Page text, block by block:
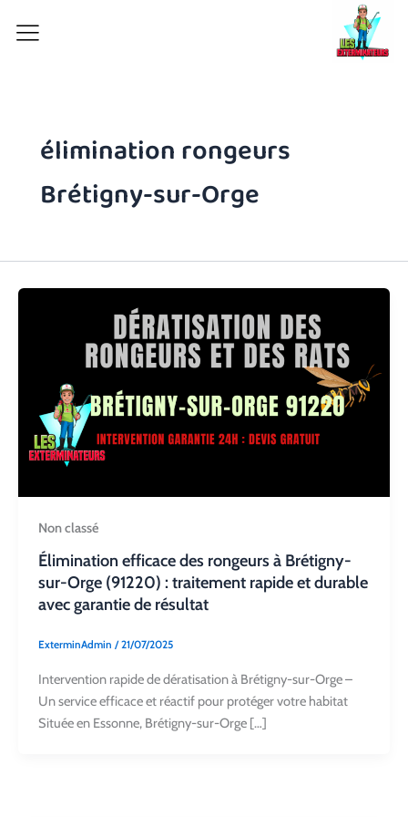
élimination rongeurs
Brétigny-sur-Orge
Non classé
Élimination efficace des rongeurs à Brétigny-
sur-Orge (91220) : traitement rapide et durable
avec garantie de résultat
ExterminAdmin /21/07/2025
Intervention rapide de dératisation à Brétigny-sur-Orge –
Un service efficace et réactif pour protéger votre habitat
Située en Essonne, Brétigny-sur-Orge […]